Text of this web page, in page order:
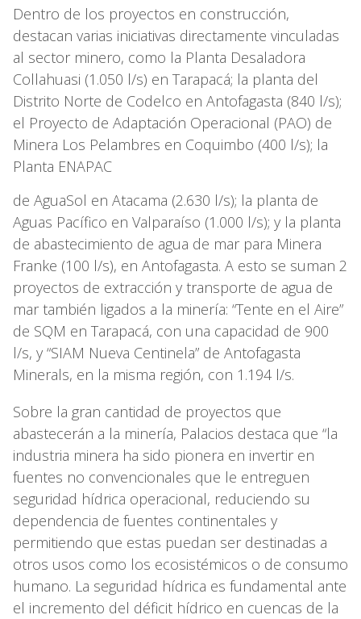
Dentro de los proyectos en construcción,
destacan varias iniciativas directamente vinculadas
al sector minero, como la Planta Desaladora
Collahuasi (1.050 l/s) en Tarapacá; la planta del
Distrito Norte de Codelco en Antofagasta (840 l/s);
el Proyecto de Adaptación Operacional (PAO) de
Minera Los Pelambres en Coquimbo (400 l/s); la
Planta ENAPAC
de AguaSol en Atacama (2.630 l/s); la planta de
Aguas Pacífico en Valparaíso (1.000 l/s); y la planta
de abastecimiento de agua de mar para Minera
Franke (100 l/s), en Antofagasta. A esto se suman 2
proyectos de extracción y transporte de agua de
mar también ligados a la minería: “Tente en el Aire”
de SQM en Tarapacá, con una capacidad de 900
l/s, y “SIAM Nueva Centinela” de Antofagasta
Minerals, en la misma región, con 1.194 l/s.
Sobre la gran cantidad de proyectos que
abastecerán a la minería, Palacios destaca que “la
industria minera ha sido pionera en invertir en
fuentes no convencionales que le entreguen
seguridad hídrica operacional, reduciendo su
dependencia de fuentes continentales y
permitiendo que estas puedan ser destinadas a
otros usos como los ecosistémicos o de consumo
humano. La seguridad hídrica es fundamental ante
el incremento del déficit hídrico en cuencas de la